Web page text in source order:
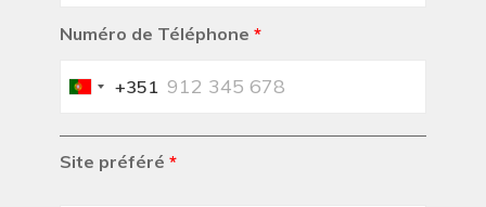
Numéro de Téléphone *
Portugal
+351
Site préféré *